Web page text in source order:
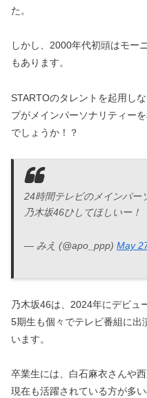
た。
しかし、2000年代初頭はモー
もあります。
STARTOのタレントを起用し
プがメインパーソナリティー
でしょうか！？
24時間テレビのメインパー
乃木坂46ひしてほしいー！
— みえ (@apo_ppp) May
乃木坂46は、2024年にデビュ
5期生も個々でテレビ番組に出
います。
卒業生には、白石麻衣さんや
現在も活躍されている方が多